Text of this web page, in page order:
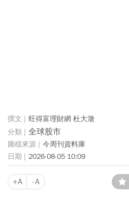
旺得富理財網 杜大澂
全球股市
今周刊資料庫
2026-08-05 10:09
+A -A